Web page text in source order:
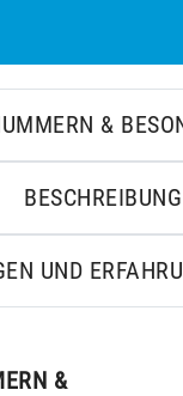
&
BESCHREIBUNG
UND
&